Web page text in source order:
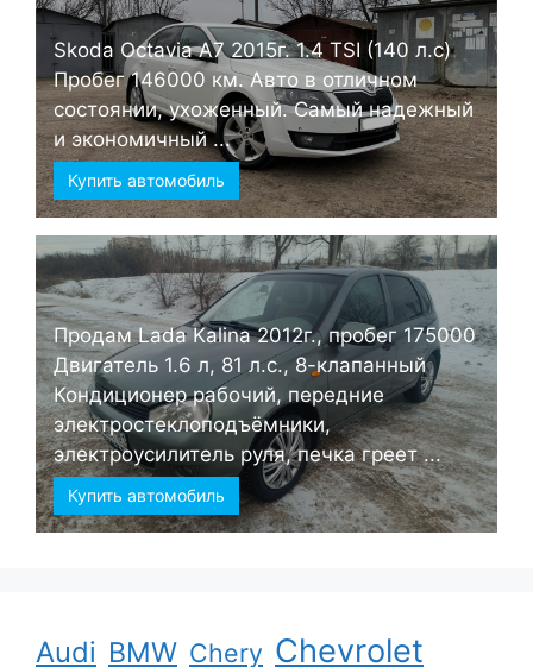
Skoda Octavia А7 2015г. 1.4 TSI (140 л.с)
Пробег 146000 км. Авто в отличном
состоянии, ухоженный. Самый надежный
и экономичный ...
Купить автомобиль
Продам Lada Kalina 2012г., пробег 175000
Двигатель 1.6 л, 81 л.с., 8-клапанный
Кондиционер рабочий, передние
электростеклоподъёмники,
электроусилитель руля, печка греет ...
Купить автомобиль
Audi BMW Chery Chevrolet